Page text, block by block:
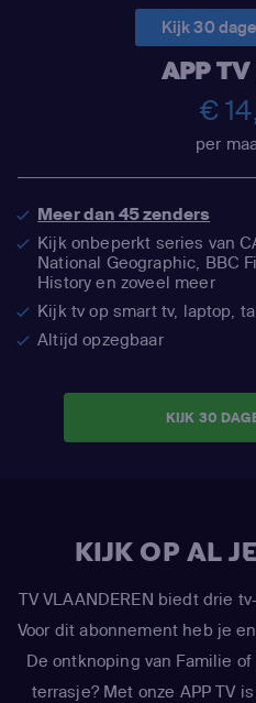
Kijk 30
APP
€
per
Meer dan 45 zenders
Kijk onbeperkt series van
National Geographic, BBC
History en zoveel meer
Kijk tv op smart tv, laptop,
Altijd opzegbaar
KIJK 30
KIJK OP AL
TV VLAANDEREN biedt drie
Voor dit abonnement heb je
De ontknoping van Familie
terrasje? Met onze APP TV